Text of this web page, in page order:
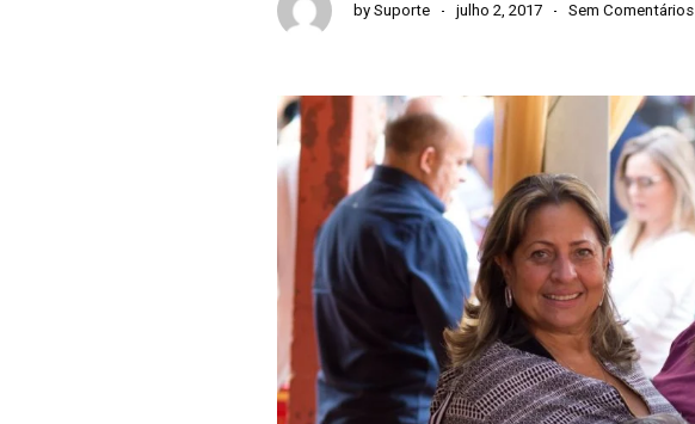
by Suporte julho 2, 2017 Sem Comentários